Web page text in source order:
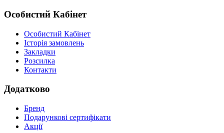
Особистий Кабінет
Особистий Кабінет
Історія замовлень
Закладки
Розсилка
Контакти
Додатково
Бренд
Подарункові сертифікати
Акції